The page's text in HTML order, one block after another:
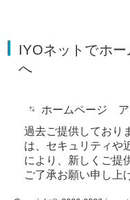
IYOネットでホ
へ
ホームページ ア
過去ご提供しており
は、セキュリティや
により、新しくご提
ご了承お願い申し上